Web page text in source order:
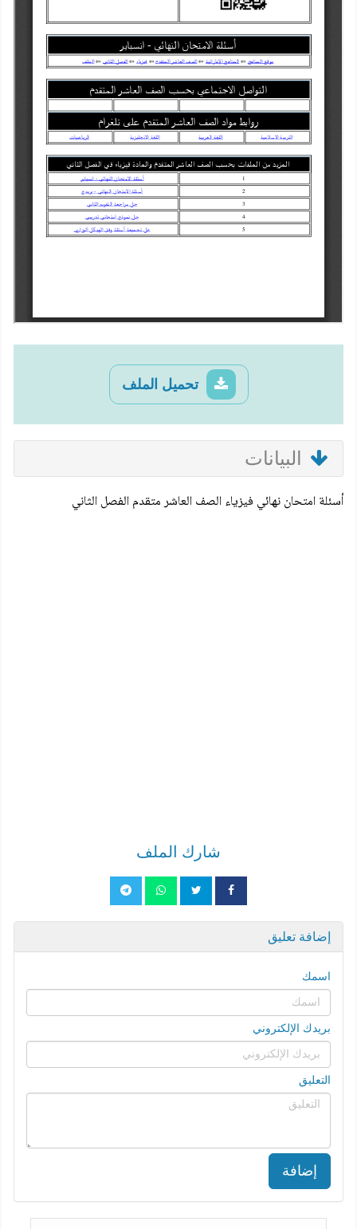
تحميل الملف
البيانات
أسئلة امتحان نهائي فيزياء الصف العاشر متقدم الفصل الثاني
شارك الملف
إضافة تعليق
اسمك
بريدك الإلكتروني
التعليق
إضافة